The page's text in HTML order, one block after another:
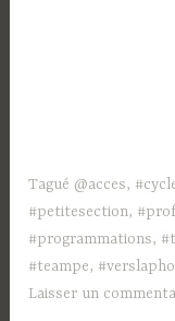
Tagué @acces,
#petitesection,
#programmations,
#teampe,
Laisser un